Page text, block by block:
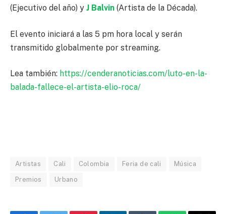
(Ejecutivo del año) y J Balvin (Artista de la Década).
El evento iniciará a las 5 pm hora local y serán
transmitido globalmente por streaming.
Lea también: https://cenderanoticias.com/luto-en-la-
balada-fallece-el-artista-elio-roca/
Artistas Cali Colombia Feria de cali Música
Premios Urbano